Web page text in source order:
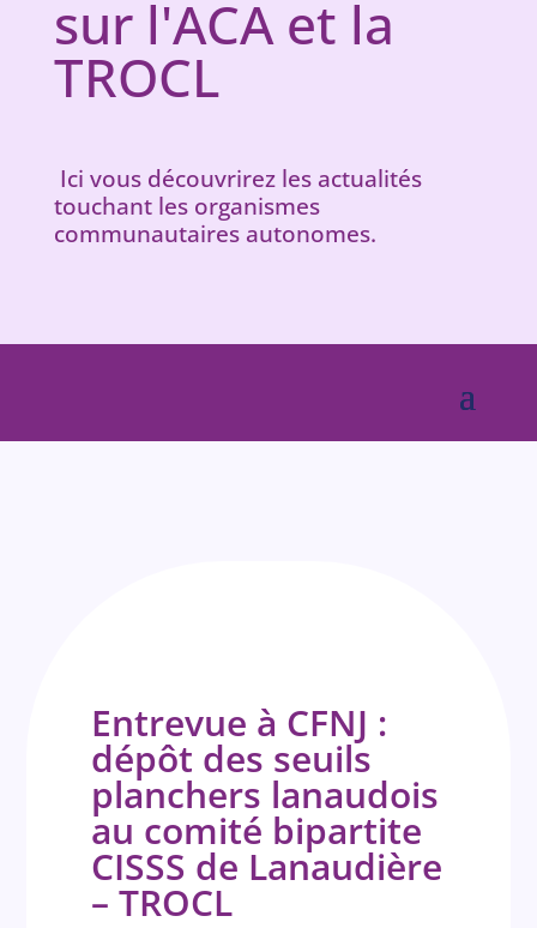
sur l'ACA et la
TROCL
Ici vous découvrirez les actualités
touchant les organismes
communautaires autonomes.
Entrevue à CFNJ :
dépôt des seuils
planchers lanaudois
au comité bipartite
CISSS de Lanaudière
– TROCL